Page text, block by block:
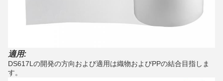
適用:
DS617Lの開発の方向および適用は織物およびPPの結合目指しま
す。